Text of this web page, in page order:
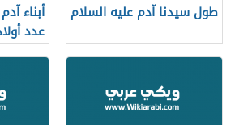
طول سيدنا آدم عليه السلام
أبناء
عدد